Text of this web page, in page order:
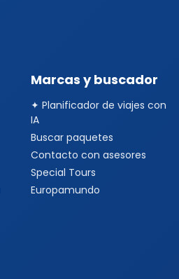
Marcas y buscador
✦ Planificador de viajes con
IA
Buscar paquetes
Contacto con asesores
Special Tours
Europamundo